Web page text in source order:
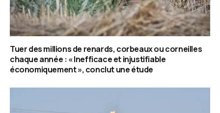
Tuer des millions de renards, corbeaux ou corneilles
chaque année : « Inefficace et injustifiable
économiquement », conclut une étude